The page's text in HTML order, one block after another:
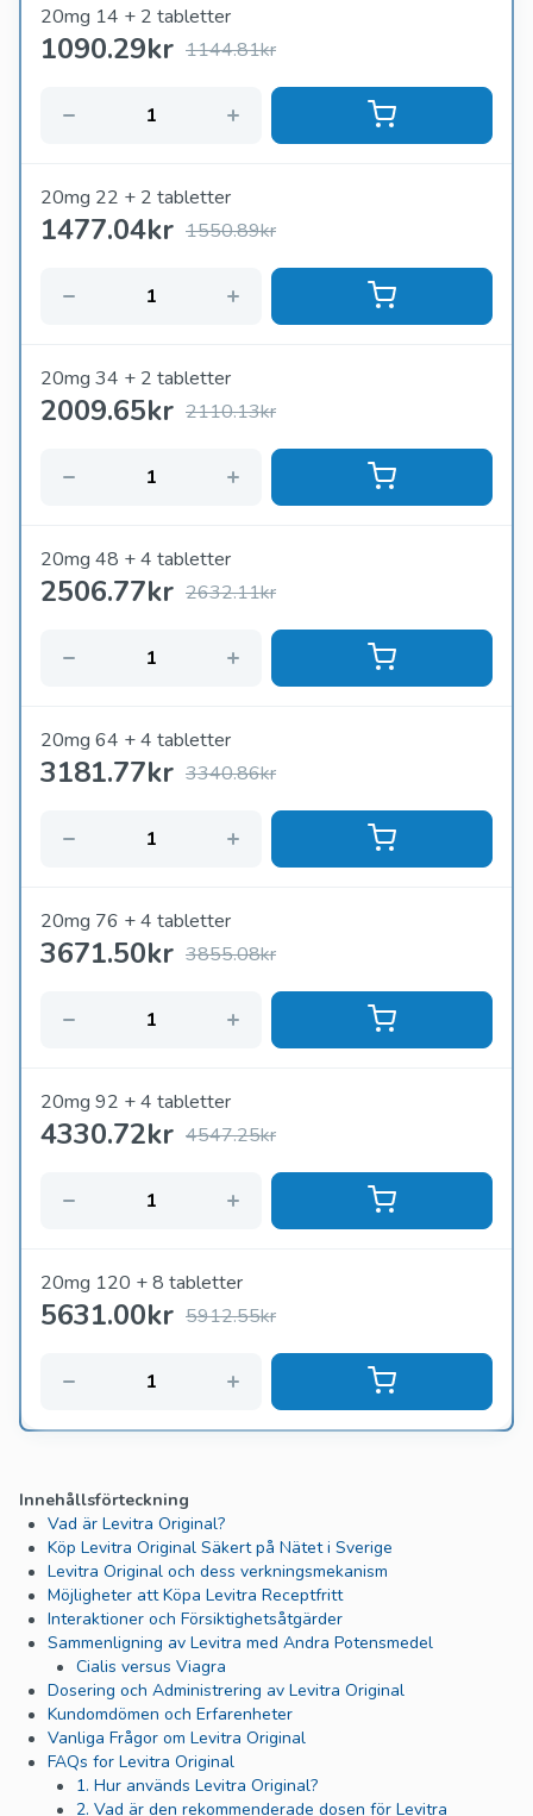
20mg 14 + 2 tabletter
1090.29kr 1144.81kr
20mg 22 + 2 tabletter
1477.04kr 1550.89kr
20mg 34 + 2 tabletter
2009.65kr 2110.13kr
20mg 48 + 4 tabletter
2506.77kr 2632.11kr
20mg 64 + 4 tabletter
3181.77kr 3340.86kr
20mg 76 + 4 tabletter
3671.50kr 3855.08kr
20mg 92 + 4 tabletter
4330.72kr 4547.25kr
20mg 120 + 8 tabletter
5631.00kr 5912.55kr
Innehållsförteckning
Vad är Levitra Original?
Köp Levitra Original Säkert på Nätet i Sverige
Levitra Original och dess verkningsmekanism
Möjligheter att Köpa Levitra Receptfritt
Interaktioner och Försiktighetsåtgärder
Sammenligning av Levitra med Andra Potensmedel
Cialis versus Viagra
Dosering och Administrering av Levitra Original
Kundomdömen och Erfarenheter
Vanliga Frågor om Levitra Original
FAQs for Levitra Original
1. Hur används Levitra Original?
2. Vad är den rekommenderade dosen för Levitra